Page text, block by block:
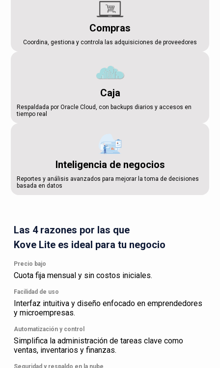
Compras
Coordina, gestiona y controla las adquisiciones de proveedores
Caja
Respaldada por Oracle Cloud, con backups diarios y accesos en
tiempo real
Inteligencia de negocios
Reportes y análisis avanzados para mejorar la toma de decisiones
basada en datos
Las 4 razones por las que
Kove Lite es ideal para tu negocio
Precio bajo
Cuota fija mensual y sin costos iniciales.
Facilidad de uso
Interfaz intuitiva y diseño enfocado en emprendedores
y microempresas.
Automatización y control
Simplifica la administración de tareas clave como
ventas, inventarios y finanzas.
Seguridad y respaldo en la nube